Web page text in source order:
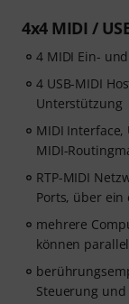
4x4 MIDI /
4 MIDI Ein-
4 USB-MIDI
Unterstützung
MIDI Interface,
MIDI-
RTP-MIDI
Ports, über ein
mehrere
können
Steuerung und